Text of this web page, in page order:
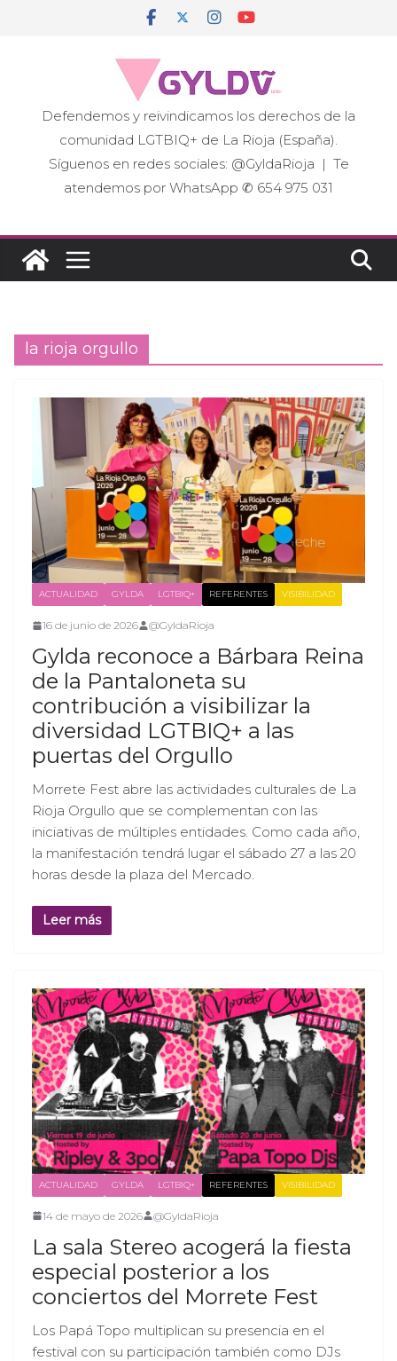
Defendemos y reivindicamos los derechos de la
comunidad LGTBIQ+ de La Rioja (España).
Síguenos en redes sociales: @GyldaRioja | Te
atendemos por WhatsApp ✆ 654 975 031
la rioja orgullo
ACTUALIDAD GYLDA LGTBIQ+ REFERENTES VISIBILIDAD
16 de junio de 2026 @GyldaRioja
Gylda reconoce a Bárbara Reina
de la Pantaloneta su
contribución a visibilizar la
diversidad LGTBIQ+ a las
puertas del Orgullo
Morrete Fest abre las actividades culturales de La
Rioja Orgullo que se complementan con las
iniciativas de múltiples entidades. Como cada año,
la manifestación tendrá lugar el sábado 27 a las 20
horas desde la plaza del Mercado.
Leer más
ACTUALIDAD GYLDA LGTBIQ+ REFERENTES VISIBILIDAD
14 de mayo de 2026 @GyldaRioja
La sala Stereo acogerá la fiesta
especial posterior a los
conciertos del Morrete Fest
Los Papá Topo multiplican su presencia en el
festival con su participación también como DJs